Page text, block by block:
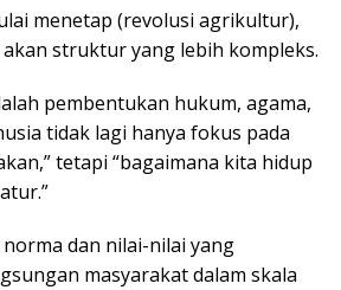
menetap (revolusi agrikultur),
struktur yang lebih kompleks.
pembentukan hukum, agama,
tidak lagi hanya fokus pada
tetapi “bagaimana kita hidup
dan nilai-nilai yang
masyarakat dalam skala